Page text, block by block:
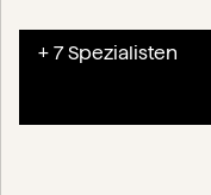
+ 7 Spezialisten